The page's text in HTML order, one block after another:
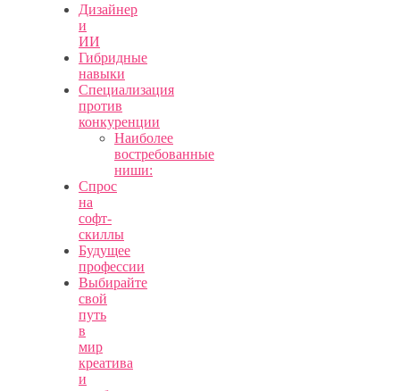
Дизайнер
и
ИИ
Гибридные
навыки
Специализация
против
конкуренции
Наиболее
востребованные
ниши:
Спрос
на
софт-
скиллы
Будущее
профессии
Выбирайте
свой
путь
в
мир
креатива
и